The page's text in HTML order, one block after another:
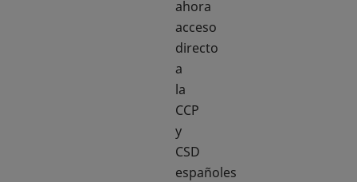
ahora
acceso
directo
a
la
CCP
y
CSD
españoles